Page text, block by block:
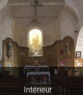
Intérieur